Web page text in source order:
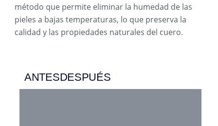
método que permite eliminar la humedad de las
pieles a bajas temperaturas, lo que preserva la
calidad y las propiedades naturales del cuero.
ANTESDESPUÉS